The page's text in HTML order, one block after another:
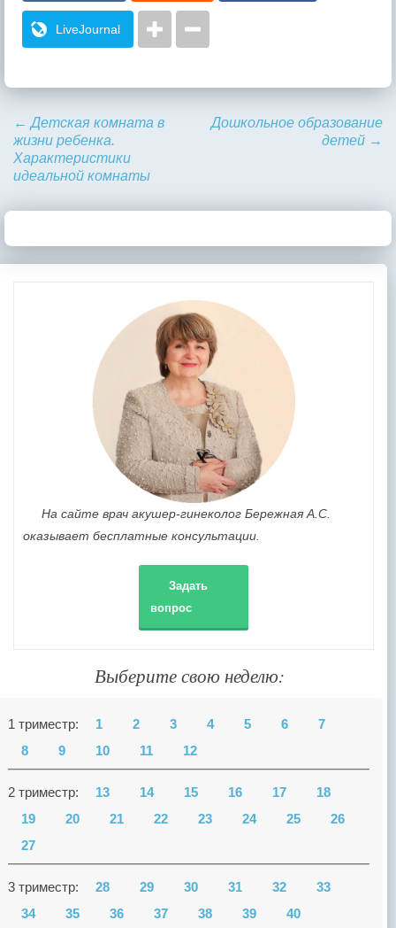
LiveJournal
← Детская комната в
жизни ребенка.
Характеристики
идеальной комнаты
Дошкольное образование
детей →
На сайте врач акушер-гинеколог Бережная А.С.
оказывает бесплатные консультации.
Задать
вопрос
Выберите свою неделю:
1 триместр: 1 2 3 4 5 6
7
8
9 10 11 12
2 триместр: 13 14 15 16 17
18
19
20 21 22 23 24 25
26
27
3 триместр: 28 29 30 31 32
33
34
35 36 37 38 39 40